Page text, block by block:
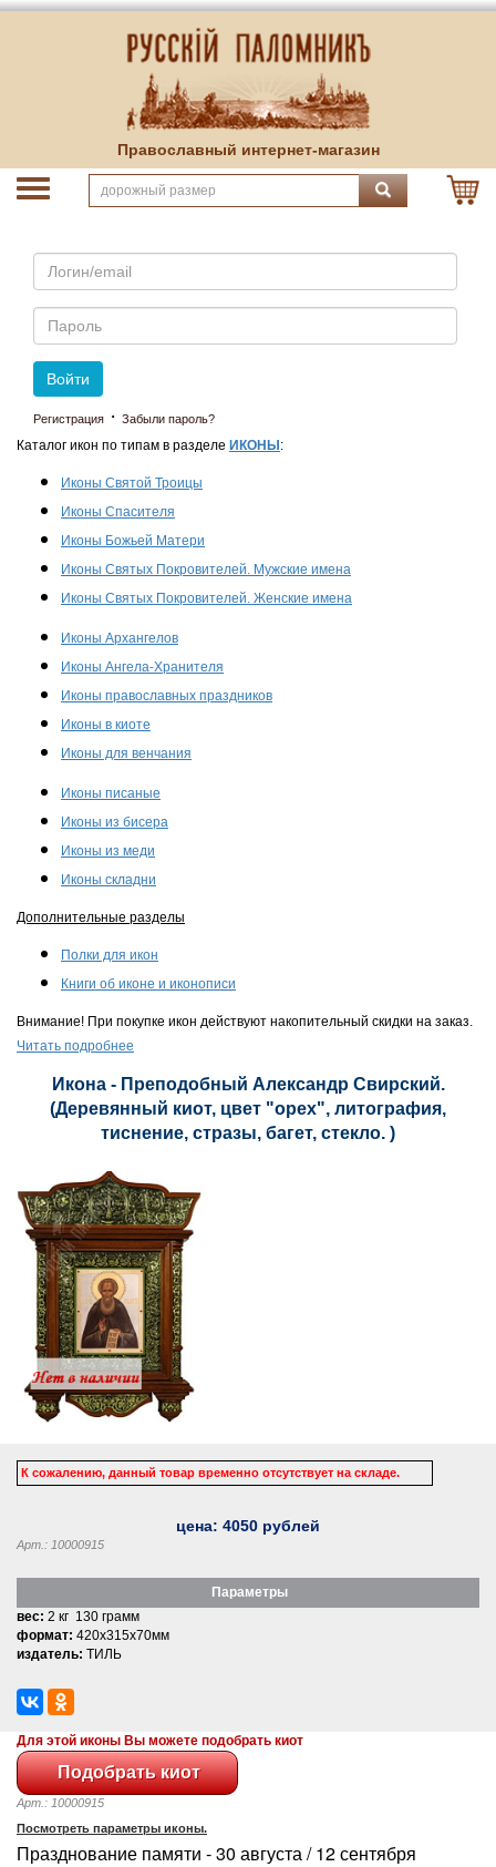
Православный интернет-магазин
Email
Пароль
Войти
Регистрация · Забыли пароль?
Каталог икон по типам в разделе ИКОНЫ :
Иконы Святой Троицы
Иконы Спасителя
Иконы Божьей Матери
Иконы Святых Покровителей. Мужские имена
Иконы Святых Покровителей. Женские имена
Иконы Архангелов
Иконы Ангела-Хранителя
Иконы православных праздников
Иконы в киоте
Иконы для венчания
Иконы писаные
Иконы из бисера
Иконы из меди
Иконы складни
Дополнительные разделы
Полки для икон
Книги об иконе и иконописи
Внимание! При покупке икон действуют накопительный скидки на заказ.
Читать подробнее
Икона - Преподобный Александр Свирский.
(Деревянный киот, цвет "орех", литография,
тиснение, стразы, багет, стекло. )
К сожалению, данный товар временно отсутствует на складе.
цена: 4050 рублей
Арт.: 10000915
Параметры
вес: 2 кг 130 грамм
формат: 420x315x70мм
издатель: ТИЛЬ
Для этой иконы Вы можете подобрать киот
Арт.: 10000915
Посмотреть параметры иконы.
Празднование памяти - 30 августа / 12 сентября